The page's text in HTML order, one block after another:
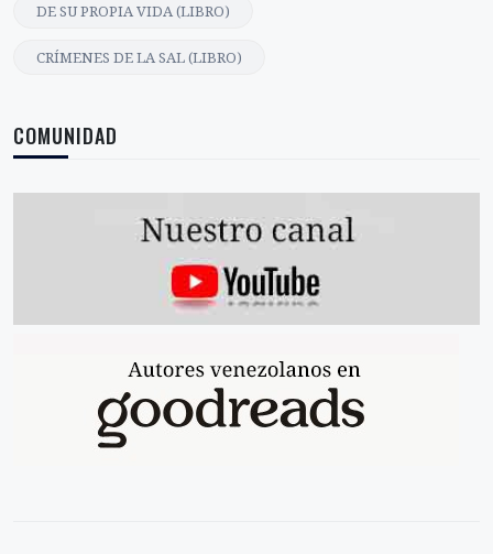
DE SU PROPIA VIDA (LIBRO)
CRÍMENES DE LA SAL (LIBRO)
COMUNIDAD